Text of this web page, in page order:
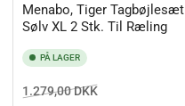
Menabo, Tiger Tagbøjlesæt
Sølv XL 2 Stk. Til Ræling
PÅ LAGER
Normalpris
1.279,00 DKKSalgspris